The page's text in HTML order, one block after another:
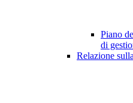
Piano
di
Relazione